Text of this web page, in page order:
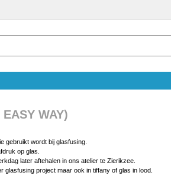
WAY)
gebruikt wordt bij glasfusing.
op glas.
later aftehalen in ons atelier te Zierikzee.
project maar ook in tiffany of glas in lood.